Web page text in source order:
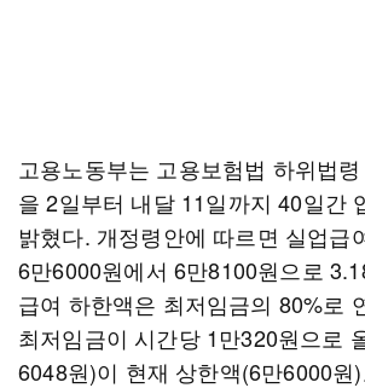
고용노동부는 고용보험법 하위법
을 2일부터 내달 11일까지 40일간
밝혔다. 개정령안에 따르면 실업급
6만6000원에서 6만8100원으로
급여 하한액은 최저임금의 80%로
최저임금이 시간당 1만320원으로
6048원)이 현재 상한액(6만6000원